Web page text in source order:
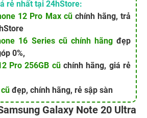
rẻ nhất tại 24hStore:
12 Pro Max cũchính hãng, trả
16 Series cũ chính hãngđẹp
0%,
Pro 256GB cũchính hãng, giá rẻ
đẹp, chính hãng, rẻ sập sàn
Galaxy Note 20 Ultra